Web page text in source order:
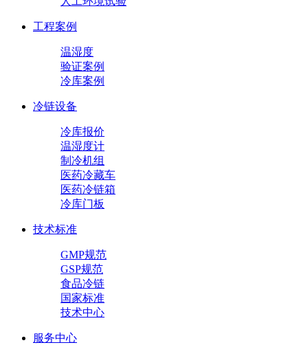
工程案例
温湿度
验证案例
冷库案例
冷链设备
冷库报价
温湿度计
制冷机组
医药冷藏车
医药冷链箱
冷库门板
技术标准
GMP规范
GSP规范
食品冷链
国家标准
技术中心
服务中心